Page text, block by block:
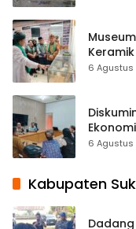
Hampir
6 Agustus
Terbuka
6 Agustus
Kabupaten